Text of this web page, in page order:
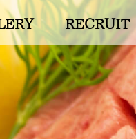
RECRUIT